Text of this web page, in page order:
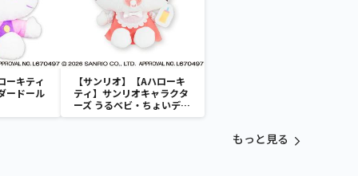
ーキティ
ードール
【サンリオ】【Aハローキ
ティ】サンリオキャラクタ
ーズ うるベビ・ちょいデカ
ドール
もっと見る